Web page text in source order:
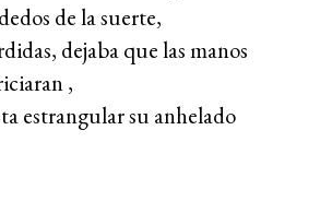
de la suerte,
dejaba que las manos
,
estrangular su anhelado